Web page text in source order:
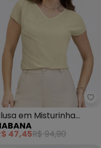
- Blusa em Canelado
em Misturinha
)
47,45R$ 94,90